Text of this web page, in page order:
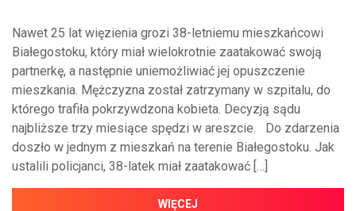
Nawet 25 lat więzienia grozi 38-letniemu mieszkańcowi
Białegostoku, który miał wielokrotnie zaatakować swoją
partnerkę, a następnie uniemożliwiać jej opuszczenie
mieszkania. Mężczyzna został zatrzymany w szpitalu, do
którego trafiła pokrzywdzona kobieta. Decyzją sądu
najbliższe trzy miesiące spędzi w areszcie. Do zdarzenia
doszło w jednym z mieszkań na terenie Białegostoku. Jak
ustalili policjanci, 38-latek miał zaatakować […]
WIĘCEJ